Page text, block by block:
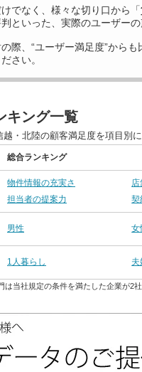
でなく、様々な切り口から「
といった、実際のユーザーの
際、“ユーザー満足度”からも
さい。
キング一覧
・北陸の顧客満足度を項目別
総合ランキング
物件情報の充実さ
担当者の提案力
契
男性 女
1人暮らし 夫
当社規定の条件を満たした企業が2